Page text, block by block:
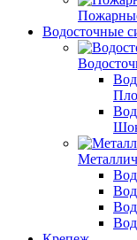
Водосточные